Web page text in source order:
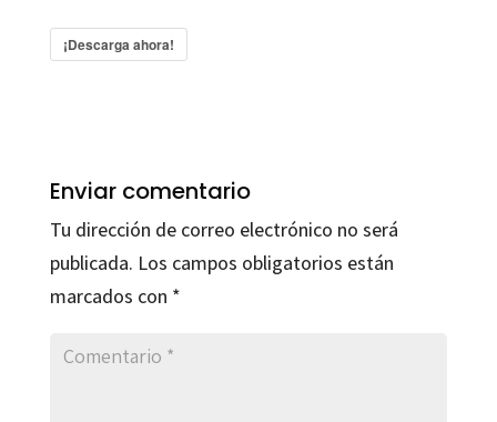
¡Descarga ahora!
Enviar comentario
Tu dirección de correo electrónico no será
publicada. Los campos obligatorios están
marcados con *